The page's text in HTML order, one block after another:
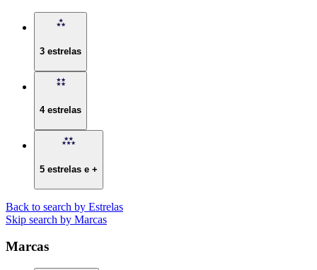
3 estrelas
4 estrelas
5 estrelas e +
Back to search by Estrelas
Skip search by Marcas
Marcas